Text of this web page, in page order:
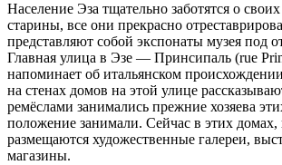
Население Эза тщательно заботятся о
старины, все они прекрасно
представляют собой экспонаты музея под
Главная улица в Эзе — Принсипаль (rue
напоминает об итальянском
на стенах домов на этой улице
ремёслами занимались прежние хозяева
положение занимали. Сейчас в этих домах,
размещаются художественные галереи,
магазины.